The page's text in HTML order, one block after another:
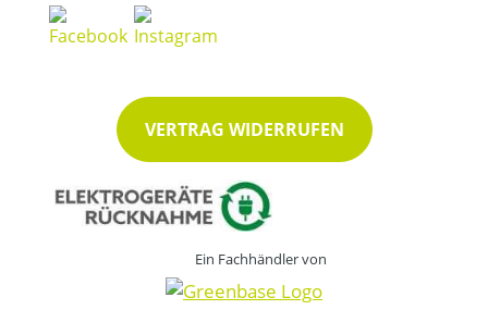
VERTRAG WIDERRUFEN
Ein Fachhändler von